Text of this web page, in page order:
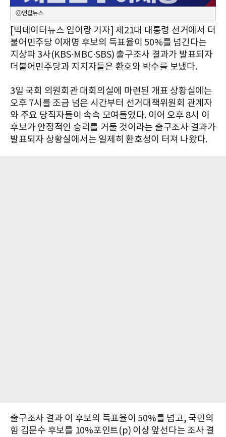
ⓒ연합뉴스
[빅데이터뉴스 임이랑 기자] 제21대 대통령 선거에서 더
불어민주당 이재명 후보의 득표율이 50%를 넘긴다는
지상파 3사(KBS·MBC·SBS) 출구조사 결과가 발표되자
더불어민주당과 지지자들은 환호와 박수를 보냈다.
3일 국회 의원회관 대회의실에 마련된 개표 상황실에는
오후 7시를 조금 넘은 시간부터 선거대책위원회 관계자
와 주요 당직자들이 속속 모여들었다. 이어 오후 8시 이
후보가 안정적인 승리를 거둘 것이라는 출구조사 결과가
발표되자 상황실에서는 일제히 환호성이 터져 나왔다.
출구조사 결과 이 후보의 득표율이 50%를 넘고, 국민의
힘 김문수 후보를 10%포인트(p) 이상 앞선다는 조사 결